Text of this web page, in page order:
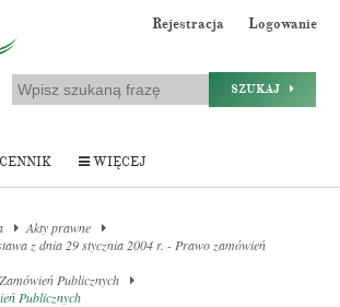
Rejestracja Logowanie
SZUKAJ
CENNIK WIĘCEJ
Akty prawne
z dnia 29 stycznia 2004 r. - Prawo zamówień
Publicznych
Publicznych